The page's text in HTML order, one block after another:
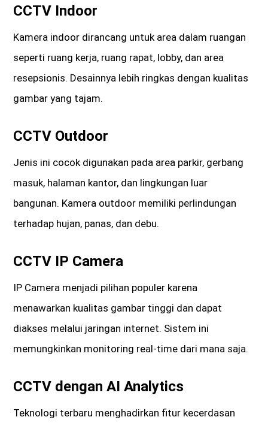
CCTV Indoor
Kamera indoor dirancang untuk area dalam ruangan
seperti ruang kerja, ruang rapat, lobby, dan area
resepsionis. Desainnya lebih ringkas dengan kualitas
gambar yang tajam.
CCTV Outdoor
Jenis ini cocok digunakan pada area parkir, gerbang
masuk, halaman kantor, dan lingkungan luar
bangunan. Kamera outdoor memiliki perlindungan
terhadap hujan, panas, dan debu.
CCTV IP Camera
IP Camera menjadi pilihan populer karena
menawarkan kualitas gambar tinggi dan dapat
diakses melalui jaringan internet. Sistem ini
memungkinkan monitoring real-time dari mana saja.
CCTV dengan AI Analytics
Teknologi terbaru menghadirkan fitur kecerdasan